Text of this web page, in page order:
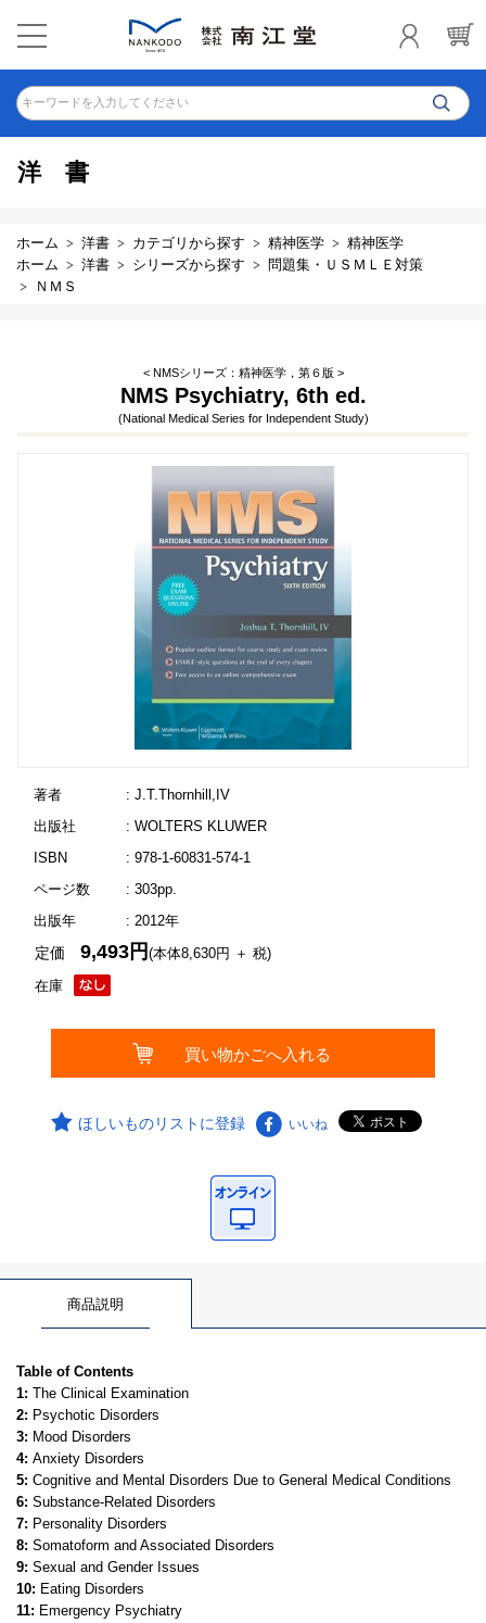
キーワードを入力してください
洋書
ホーム 洋書 カテゴリから探す 精神医学
精神医学
ホーム
洋書 シリーズから探す
問題集・ＵＳＭＬＥ対策
ＮＭＳ
< NMSシリーズ：精神医学，第６版 >
NMS Psychiatry, 6th ed.
(National Medical Series for Independent Study)
著者
: J.T.Thornhill,IV
出版社
: WOLTERS KLUWER
ISBN
: 978-1-60831-574-1
ページ数
: 303pp.
出版年
: 2012年
在庫
定価9,493円(本体8,630円 ＋ 税)
ほしいものリストに登録 いいね
商品説明
Table of Contents
1: The Clinical Examination
2: Psychotic Disorders
3: Mood Disorders
4: Anxiety Disorders
5: Cognitive and Mental Disorders Due to General Medical Conditions
6: Substance-Related Disorders
7: Personality Disorders
8: Somatoform and Associated Disorders
9: Sexual and Gender Issues
10: Eating Disorders
11: Emergency Psychiatry